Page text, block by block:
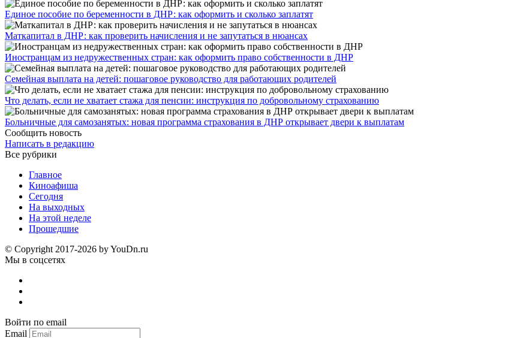
Единое пособие по беременности в ДНР: как оформить и сколько заплатят
​Маткапитал в ДНР: как проверить начисления и не запутаться в нюансах
Иностранцам из недружественных стран: как оформить право собственности в ДНР
Семейная выплата на детей: пошаговое руководство для работающих родителей
Что делать, если не хватает стажа для пенсии: инструкция по добровольному страхованию
Больничные для самозанятых: новая программа страхования в ДНР открывает двери к выплатам
Сообщить новость
Написать в редакцию
Все рубрики
Главное
Киноафиша
Сегодня
На выходных
На этой неделе
Прошедшие
© Copyright 2017-2026 by YouDn.ru
Мы в соцсетях
Войти по email
Email